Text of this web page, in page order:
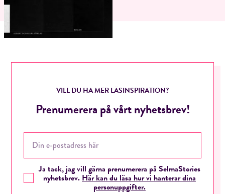
VILL DU HA MER LÄSINSPIRATION?
Prenumerera på vårt nyhetsbrev!
Ja tack, jag vill gärna prenumerera på SelmaStories
nyhetsbrev.Här kan du läsa hur vi hanterar dina
personuppgifter.